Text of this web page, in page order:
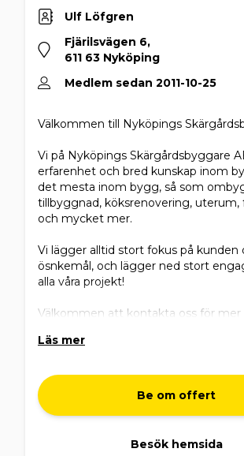
Ulf Löfgren
Fjärilsvägen 6,
611 63 Nyköping
Medlem sedan 2011-10-25
Välkommen till Nyköpings
Vi på Nyköpings Skärgårdsbyggare
erfarenhet och bred kunskap inom
det mesta inom bygg, så som
tillbyggnad, köksrenovering,
och mycket mer.
Vi lägger alltid stort fokus på kunden
ösnkemål, och lägger ned stort
alla våra projekt!
Välkommen att kontakta oss för mer
Läs mer
Be om offert
Besök hemsida